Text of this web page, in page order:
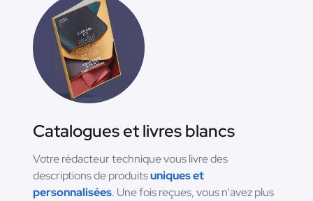
Catalogues et livres blancs
Votre rédacteur technique vous livre des
descriptions de produitsuniques et
personnalisées. Une fois reçues, vous n'avez plus